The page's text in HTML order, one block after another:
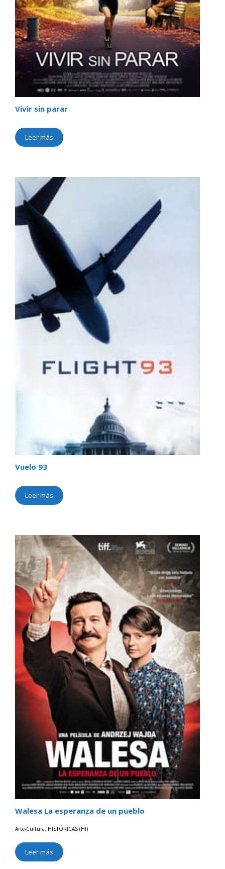
Vivir sin parar
Leer más
Vuelo 93
Leer más
Walesa La esperanza de un pueblo
Arte-Cultura, HISTÓRICAS (HI)
Leer más